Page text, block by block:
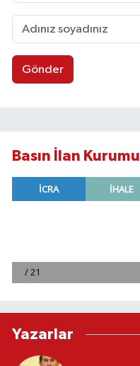
Gönder
Basın İlan Kurumu
Yazarlar